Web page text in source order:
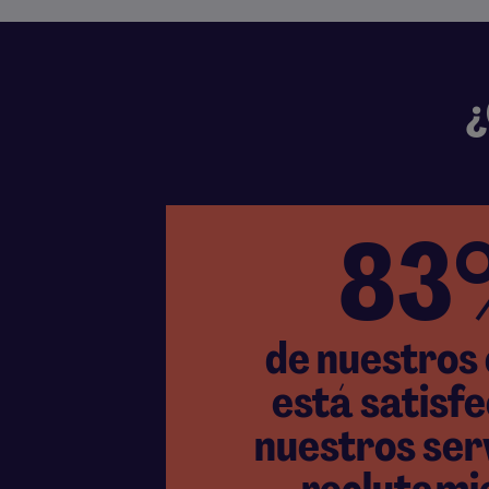
de
está
nuestros